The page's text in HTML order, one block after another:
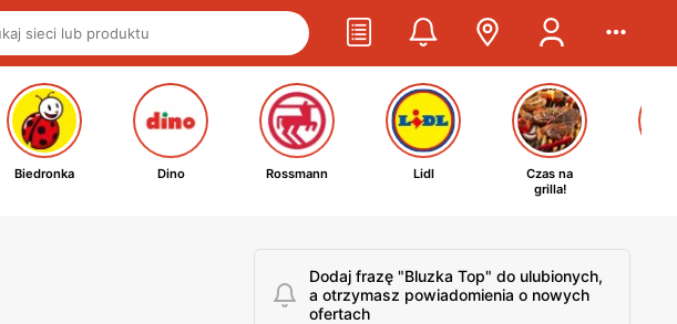
Biedronka Dino Rossmann Lidl
Czas na
grilla!
Dodaj frazę "Bluzka Top" do ulubionych,
a otrzymasz powiadomienia o nowych
ofertach